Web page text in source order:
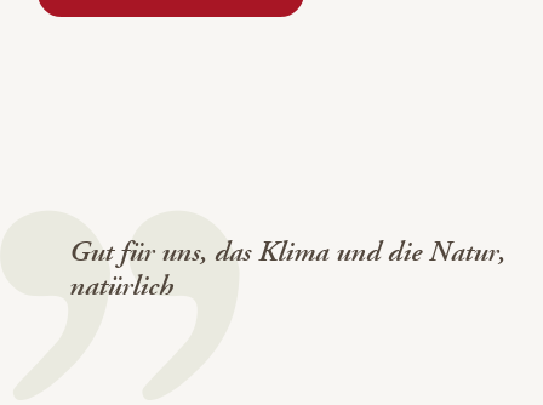
Gut für uns, das Klima und die Natur,
natürlich